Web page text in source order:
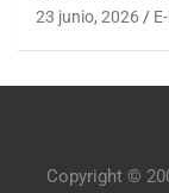
23 junio, 2026
Copyright ©